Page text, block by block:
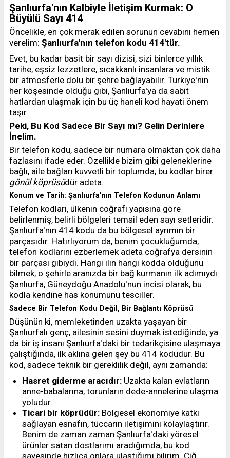
Şanlıurfa'nın Kalbiyle İletişim Kurmak: O
Büyülü Sayı 414
Öncelikle, en çok merak edilen sorunun cevabını hemen
verelim: Şanlıurfa'nın telefon kodu 414'tür.
Evet, bu kadar basit bir sayı dizisi, sizi binlerce yıllık
tarihe, eşsiz lezzetlere, sıcakkanlı insanlara ve mistik
bir atmosferle dolu bir şehre bağlayabilir. Türkiye'nin
her köşesinde olduğu gibi, Şanlıurfa'ya da sabit
hatlardan ulaşmak için bu üç haneli kod hayati önem
taşır.
Peki, Bu Kod Sadece Bir Sayı mı? Gelin Derinlere
İnelim.
Bir telefon kodu, sadece bir numara olmaktan çok daha
fazlasını ifade eder. Özellikle bizim gibi geleneklerine
bağlı, aile bağları kuvvetli bir toplumda, bu kodlar birer
gönül köprüsüdür adeta.
Konum ve Tarih: Şanlıurfa'nın Telefon Kodunun Anlamı
Telefon kodları, ülkenin coğrafi yapısına göre
belirlenmiş, belirli bölgeleri temsil eden sayı setleridir.
Şanlıurfa'nın 414 kodu da bu bölgesel ayrımın bir
parçasıdır. Hatırlıyorum da, benim çocukluğumda,
telefon kodlarını ezberlemek adeta coğrafya dersinin
bir parçası gibiydi. Hangi ilin hangi kodda olduğunu
bilmek, o şehirle aranızda bir bağ kurmanın ilk adımıydı.
Şanlıurfa, Güneydoğu Anadolu'nun incisi olarak, bu
kodla kendine has konumunu tesciller.
Sadece Bir Telefon Kodu Değil, Bir Bağlantı Köprüsü
Düşünün ki, memleketinden uzakta yaşayan bir
Şanlıurfalı genç, ailesinin sesini duymak istediğinde, ya
da bir iş insanı Şanlıurfa'daki bir tedarikçisine ulaşmaya
çalıştığında, ilk aklına gelen şey bu 414 kodudur. Bu
kod, sadece teknik bir gereklilik değil, aynı zamanda:
Hasret giderme aracıdır: Uzakta kalan evlatların
anne-babalarına, torunların dede-annelerine ulaşma
yoludur.
Ticari bir köprüdür: Bölgesel ekonomiye katkı
sağlayan esnafın, tüccarın iletişimini kolaylaştırır.
Benim de zaman zaman Şanlıurfa'daki yöresel
ürünler satan dostlarımı aradığımda, bu kod
sayesinde hızlıca onlara ulaştığımı bilirim. Çiğ